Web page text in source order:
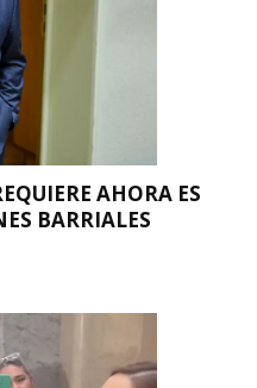
AHORA ES
BARRIALES